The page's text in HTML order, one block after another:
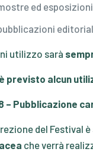
ed
utilizzo sarà
previsto alcun
– Pubblicazione
del Festival
che verrà